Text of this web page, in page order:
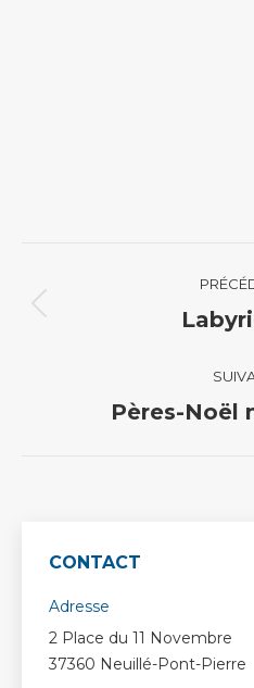
album
Pères-Noël
CONTACT
Adresse
2 Place du 11 Novembre
37360 Neuillé-Pont-Pierre